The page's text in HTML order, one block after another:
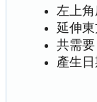
左上
延伸
共需
產生